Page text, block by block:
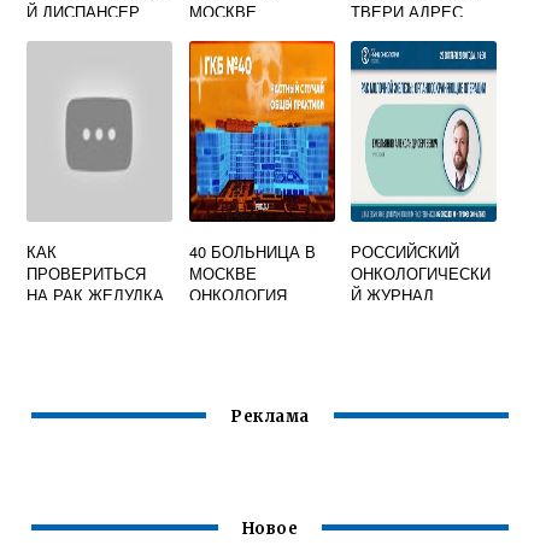
Й ДИСПАНСЕР
МОСКВЕ
ТВЕРИ АДРЕС
КАК
ПРОВЕРИТЬСЯ
НА РАК ЖЕЛУДКА
40 БОЛЬНИЦА В
МОСКВЕ
ОНКОЛОГИЯ
РОССИЙСКИЙ
ОНКОЛОГИЧЕСКИ
Й ЖУРНАЛ
Реклама
Новое